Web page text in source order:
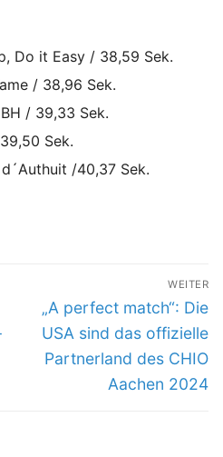
Do it Easy / 38,59 Sek.
/ 38,96 Sek.
/ 39,33 Sek.
Sek.
/40,37 Sek.
WEITER
Nächster
Beitrag:
„A perfect match“: Die
USA sind das offizielle
Partnerland des CHIO
Aachen 2024